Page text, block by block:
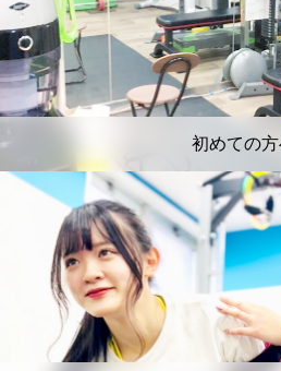
初めての